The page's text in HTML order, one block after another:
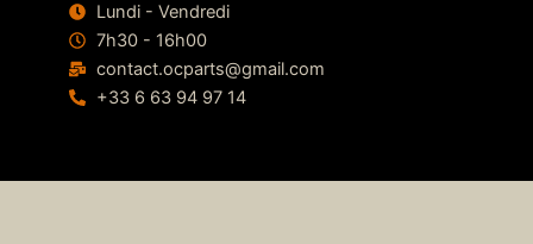
Lundi - Vendredi
7h30 - 16h00
contact.ocparts@gmail.com
+33 6 63 94 97 14